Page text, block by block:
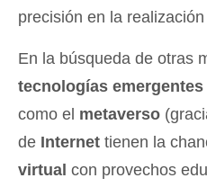
precisión en la
En la búsqueda de otras
tecnologías emergentes
como el metaverso
de Internet tienen la
virtual con provechos